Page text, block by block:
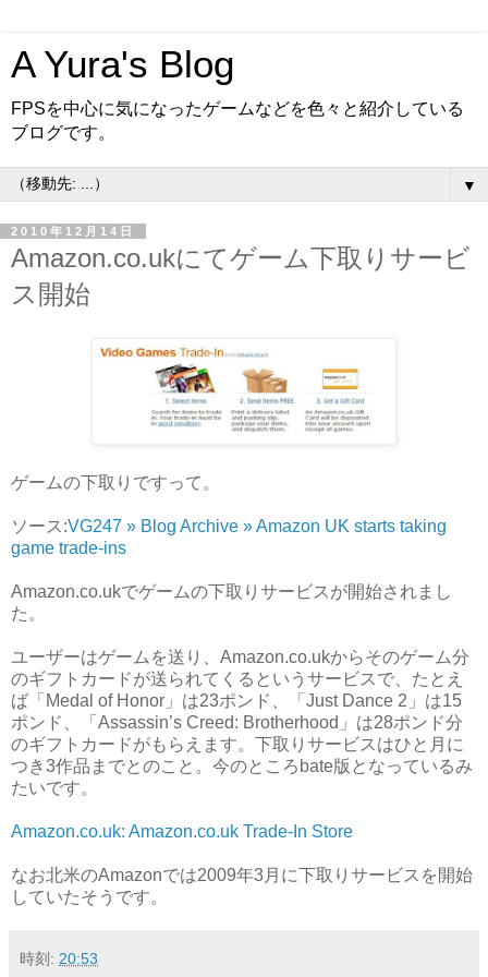
A Yura's Blog
FPSを中心に気になったゲームなどを色々と紹介している
ブログです。
▼
2010年12月14日
Amazon.co.ukにてゲーム下取りサービ
ス開始
ゲームの下取りですって。
ソース:VG247 » Blog Archive » Amazon UK starts taking
game trade-ins
Amazon.co.ukでゲームの下取りサービスが開始されまし
た。
ユーザーはゲームを送り、Amazon.co.ukからそのゲーム分
のギフトカードが送られてくるというサービスで、たとえ
ば「Medal of Honor」は23ポンド、「Just Dance 2」は15
ポンド、「Assassin’s Creed: Brotherhood」は28ポンド分
のギフトカードがもらえます。下取りサービスはひと月に
つき3作品までとのこと。今のところbate版となっているみ
たいです。
Amazon.co.uk: Amazon.co.uk Trade-In Store
なお北米のAmazonでは2009年3月に下取りサービスを開始
していたそうです。
時刻: 20:53